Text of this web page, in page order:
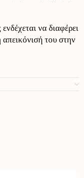
να διαφέρει
του στην